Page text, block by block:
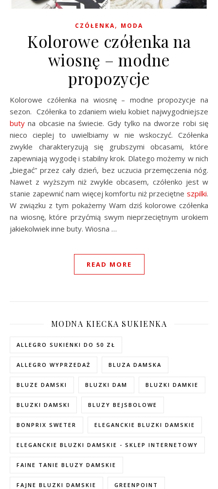
CZÓŁENKA, MODA
Kolorowe czółenka na
wiosnę – modne
propozycje
Kolorowe czółenka na wiosnę – modne propozycje na
sezon. Czółenka to zdaniem wielu kobiet najwygodniejsze
buty na obcasie na świecie. Gdy tylko na dworze robi się
nieco cieplej to uwielbiamy w nie wskoczyć. Czółenka
zwykle charakteryzują się grubszymi obcasami, które
zapewniają wygodę i stabilny krok. Dlatego możemy w nich
„biegać” przez cały dzień, bez uczucia przemęczenia nóg.
Nawet z wyższym niż zwykle obcasem, czółenko jest w
stanie zapewnić nam więcej komfortu niż przeciętne szpilki.
W związku z tym pokażemy Wam dziś kolorowe czółenka
na wiosnę, które przyćmią swym nieprzeciętnym urokiem
jakiekolwiek inne buty. Wiosna …
READ MORE
MODNA KIECKA SUKIENKA
ALLEGRO SUKIENKI DO 50 ZŁ
ALLEGRO WYPRZEDAŻ BLUZA DAMSKA
BLUZE DAMSKI BLUZKI DAM BLUZKI DAMKIE
BLUZKI DAMSKI BLUZY BEJSBOLOWE
BONPRIX SWETER ELEGANCKIE BLUZKI DAMSKIE
ELEGANCKIE BLUZKI DAMSKIE - SKLEP INTERNETOWY
FAINE TANIE BLUZY DAMSKIE
FAJNE BLUZKI DAMSKIE GREENPOINT